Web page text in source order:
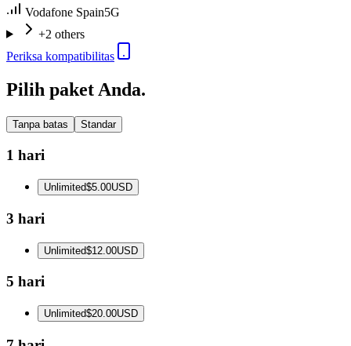
Vodafone Spain5G
+2 others
Periksa kompatibilitas
Pilih paket Anda.
Tanpa batas Standar
1 hari
Unlimited$5.00USD
3 hari
Unlimited$12.00USD
5 hari
Unlimited$20.00USD